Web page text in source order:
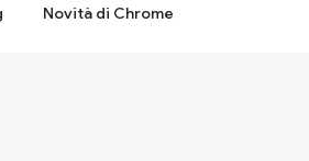
Novità di Chrome